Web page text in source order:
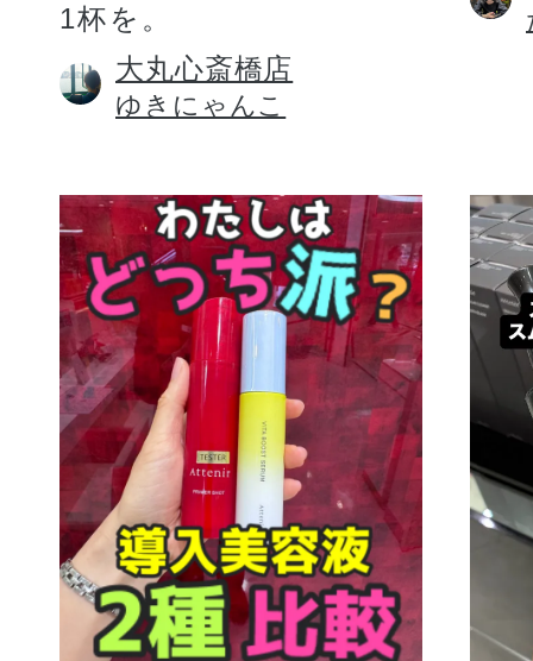
スキンケア人気ライン
ドレススノー
ドレスリフト
プリマモイスト
1杯を。
大丸心斎橋店
ゆきにゃんこ